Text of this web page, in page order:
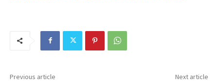
Previous article Next article